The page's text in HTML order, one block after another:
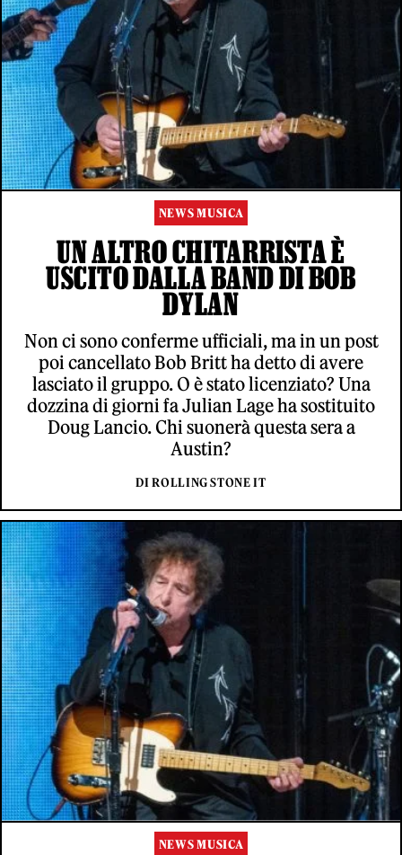
NEWS MUSICA
UN ALTRO CHITARRISTA È
USCITO DALLA BAND DI BOB
DYLAN
Non ci sono conferme ufficiali, ma in un post
poi cancellato Bob Britt ha detto di avere
lasciato il gruppo. O è stato licenziato? Una
dozzina di giorni fa Julian Lage ha sostituito
Doug Lancio. Chi suonerà questa sera a
Austin?
DI ROLLING STONE IT
NEWS MUSICA